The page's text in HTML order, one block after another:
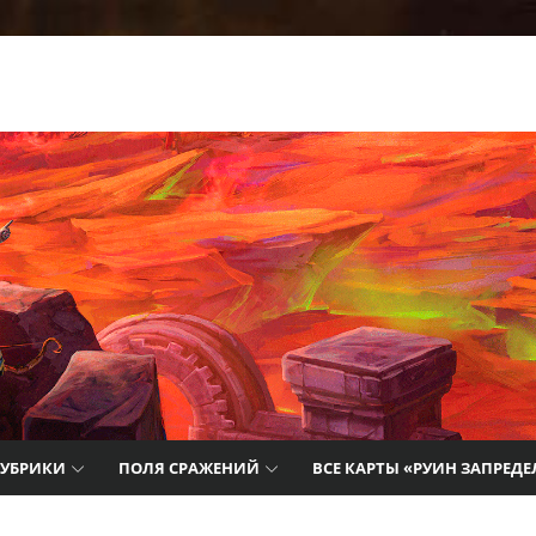
о
ПОЛЯ СРАЖЕНИЙ ВСЕ КАРТЫ «РУИН